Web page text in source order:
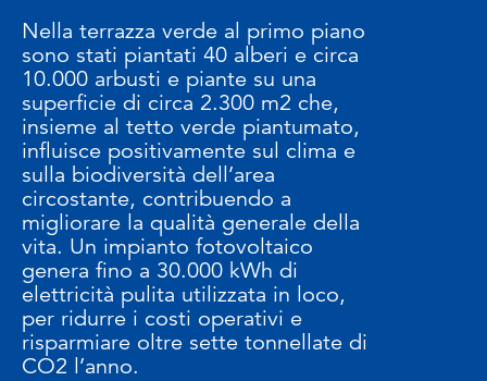
Nella terrazza verde al primo piano
sono stati piantati 40 alberi e circa
10.000 arbusti e piante su una
superficie di circa 2.300 m2 che,
insieme al tetto verde piantumato,
influisce positivamente sul clima e
sulla biodiversità dell’area
circostante, contribuendo a
migliorare la qualità generale della
vita. Un impianto fotovoltaico
genera fino a 30.000 kWh di
elettricità pulita utilizzata in loco,
per ridurre i costi operativi e
risparmiare oltre sette tonnellate di
CO2 l’anno.